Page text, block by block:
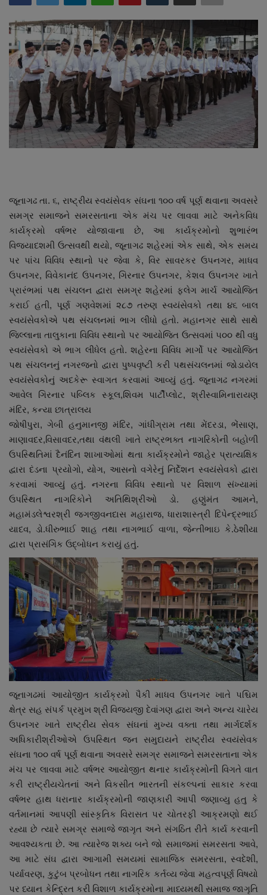
About Author
Contact
Dipotsav Special
આંતરરાષ્ટ્રીય
રાષ્ટ્રીય
Support US
બજારના સમાચાર
નાણાંકીય સમાચાર
સ્થાનિક સમાચાર
સ્પોર્ટ્સ
રાશિફળ
ગુનાખોરી
બોલિવૂડ
સ્વાસ્થ્ય
જૂનાગઢ તા. ૬, રાષ્ટ્રીય સ્વયંસેવક સંઘના ૧૦૦ વર્ષ પૂર્ણ થવાના અવસરે
સમગ્ર સમાજને સમરસતાના એક મંચ પર લાવવા માટે અનેકવિધ
કાર્યક્રમો વર્ષભર યોજાવાના છે, આ કાર્યક્રમોનો શુભારંભ
વિજયાદશમી ઉત્સવથી થયો, જૂનાગઢ શહેરમાં એક સાથે, એક સમય
પર પાંચ વિવિધ સ્થાનો પર જેવા કે, વિર સાવરકર ઉપનગર, માધવ
ઉપનગર, વિવેકાનંદ ઉપનગર, ગિરનાર ઉપનગર, કેશવ ઉપનગર ખાતે
પ્રારંભમાં પથ સંચલન દ્વારા સમગ્ર શહેરમાં ફ્લેગ માર્ચ આયોજિત
કરાઈ હતી, પૂર્ણ ગણવેશમાં ૨૮૭ તરુણ સ્વયંસેવકો તથા ૪૬ બાલ
સ્વયંસેવકોએ પથ સંચલનમાં ભાગ લીધો હતો. મહાનગર સાથે સાથે
જિલ્લાના તાલુકાના વિવિધ સ્થાનો પર આયોજિત ઉત્સવમાં ૫૦૦ થી વધુ
સ્વયંસેવકો એ ભાગ લીધેલ હતો. શહેરના વિવિધ માર્ગો પર આયોજિત
પથ સંચલનનું નગરજનો દ્વારા પુષ્પવૃષ્ટી કરી પથસંચલનમાં જોડાયેલ
સ્વયંસેવકોનું અદકેરૂ સ્વાગત કરવામાં આવ્યું હતું. જૂનાગઢ નગરમાં
આવેલ ગિરનાર પબ્લિક સ્કૂલ,શિવમ પાર્ટીપ્લોટ, શ્રીસ્વામિનારાયણ
મંદિર, કન્યા છાત્રાલય
જોષીપુરા, ગેબી હનુમાનજી મંદિર, ગાંધીગ્રામ તથા મેંદરડા, ભેંસાણ,
માણાવદર,વિસાવદર,તથા વંથલી ખાતે રાષ્ટ્રભક્ત નાગરિકોની બહોળી
ઉપસ્થિતિમાં દૈનંદિન શાખાઓમાં થતા કાર્યક્રમોને જાહેર પ્રાત્યક્ષિક
દ્વારા દંડના પ્રયોગો, યોગ, આસનો વગેરેનું નિર્દેશન સ્વયંસેવકો દ્વારા
કરવામાં આવ્યું હતું. નગરના વિવિધ સ્થાનો પર વિશાળ સંખ્યામાં
ઉપસ્થિત નાગરિકોને અતિથિશ્રીઓ ડો. હણુંમંત આમને,
મહામંડલેશ્વરશ્રી જગજીવનદાસ મહારાજ, ધારાશાસ્ત્રી દિપેન્દ્રભાઈ
યાદવ, ડો.ધીરુભાઈ શાહ તથા નાગભાઈ વાળા, જેન્તીભાઇ કે.ઠેશીયા
દ્વારા પ્રાસંગિક ઉદ્બોધન કરાયું હતું.
જૂનાગઢમાં આયોજીત કાર્યક્રમો પૈકી માધવ ઉપનગર ખાતે પશ્ચિમ
ક્ષેત્ર સહ સંપર્ક પ્રમુખ શ્રી વિજયજી દેવાંગણ દ્વારા અને અન્ય ચારેય
ઉપનગર ખાતે રાષ્ટ્રીય સેવક સંઘનાં મુખ્ય વક્તા તથા માર્ગદર્શક
અધિકારીશ્રીઓએ ઉપસ્થિત જન સમુદાયને રાષ્ટ્રીય સ્વયંસેવક
સંઘના ૧૦૦ વર્ષ પૂર્ણ થવાના અવસરે સમગ્ર સમાજને સમરસતાના એક
મંચ પર લાવવા માટે વર્ષભર આયોજીત થનાર કાર્યક્રમોની વિગતે વાત
કરી રાષ્ટ્રીયચેતનાં અને વિકસીત ભારતની સંકલ્પનાં સાકાર કરવા
વર્ષભર હાથ ધરાનાર કાર્યક્રમોની જાણકારી આપી જણાવ્યુ હતુ કે
વર્તમાનમાં આપણી સાંસ્કૃતિક વિરાસત પર ચોતરફી આક્રમણો થઈ
રહ્યા છે ત્યારે સમગ્ર સમાજે જાગૃત અને સંગઠિત રીતે કાર્ય કરવાની
આવશ્યકતા છે. આ ત્યારેજ શક્ય બને જો સમાજમાં સમરસતા આવે,
આ માટે સંઘ દ્વારા આગામી સમયમાં સામાજિક સમરસતા, સ્વદેશી,
પર્યાવરણ, કુટુંબ પ્રબોધન તથા નાગરિક કર્તવ્ય જેવા મહત્વપૂર્ણ વિષયો
પર ધ્યાન કેન્દ્રિત કરી વિશાળ કાર્યક્રમોના માધ્યમથી સમાજ જાગૃતિ